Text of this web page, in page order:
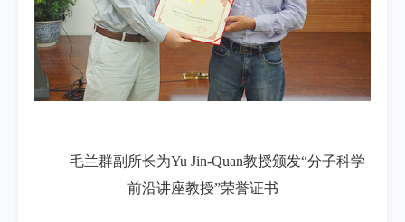
毛兰群副所长为Yu Jin-Quan教授颁发“分子科学
前沿讲座教授”荣誉证书